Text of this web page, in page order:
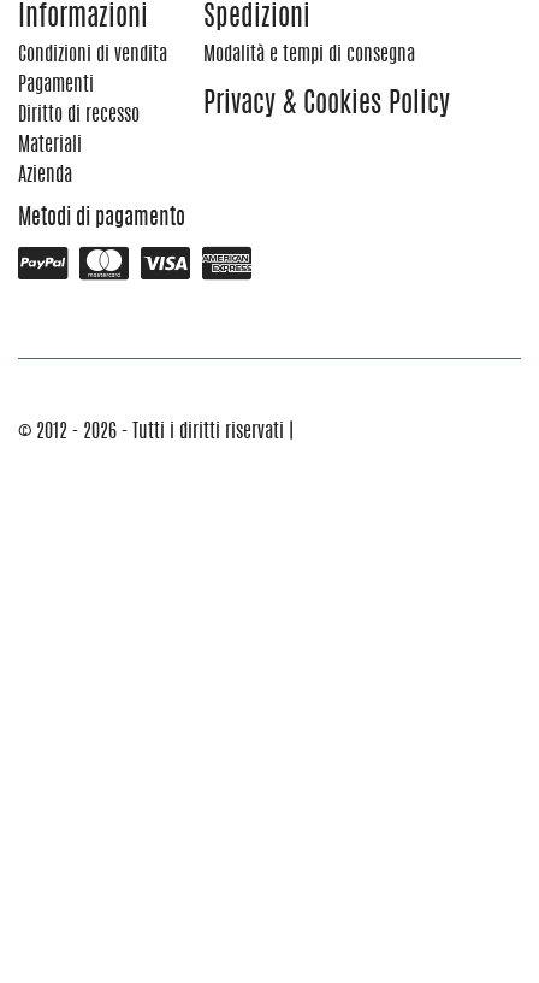
Informazioni
Condizioni di vendita
Pagamenti
Diritto di recesso
Materiali
Azienda
Spedizioni
Modalità e tempi di consegna
Privacy & Cookies Policy
Metodi di pagamento
© 2012 - 2026 - Tutti i diritti riservati |